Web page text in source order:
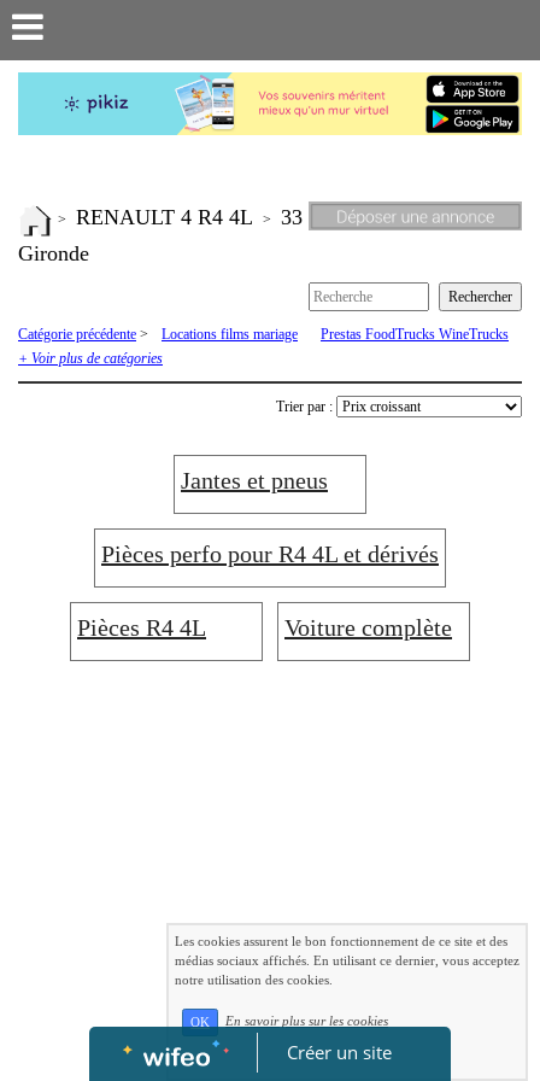
> RENAULT 4 R4 4L >
33
Gironde
Catégorie précédente > Locations films mariage
Prestas FoodTrucks WineTrucks
Recherche de pièces ou véhicules
+ Voir plus de catégories
Trier par :
Jantes et pneus
Pièces perfo pour R4 4L et dérivés
Pièces R4 4L Voiture complète
Créer un site
Les cookies assurent le bon fonctionnement de ce site et des
médias sociaux affichés. En utilisant ce dernier, vous acceptez
notre utilisation des cookies.
OK En savoir plus sur les cookies